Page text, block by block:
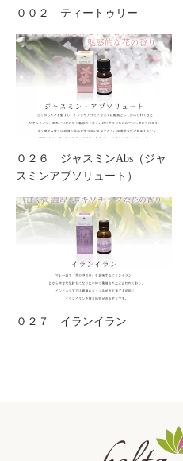
００２ ティートゥリー
０２６ ジャスミンAbs（ジャ
スミンアブソリュート）
０２７ イランイラン